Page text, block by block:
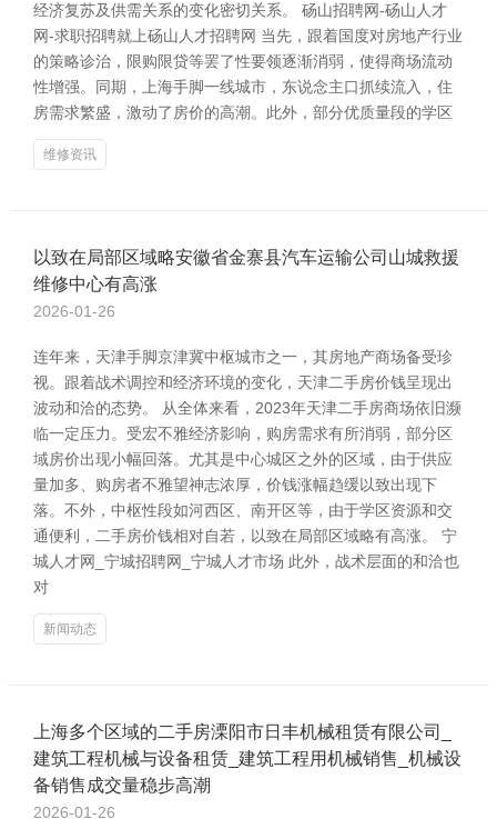
经济复苏及供需关系的变化密切关系。 砀山招聘网-砀山人才
网-求职招聘就上砀山人才招聘网 当先，跟着国度对房地产行业
的策略诊治，限购限贷等罢了性要领逐渐消弱，使得商场流动
性增强。同期，上海手脚一线城市，东说念主口抓续流入，住
房需求繁盛，激动了房价的高潮。此外，部分优质量段的学区
维修资讯
以致在局部区域略安徽省金寨县汽车运输公司山城救援
维修中心有高涨
2026-01-26
连年来，天津手脚京津冀中枢城市之一，其房地产商场备受珍
视。跟着战术调控和经济环境的变化，天津二手房价钱呈现出
波动和洽的态势。 从全体来看，2023年天津二手房商场依旧濒
临一定压力。受宏不雅经济影响，购房需求有所消弱，部分区
域房价出现小幅回落。尤其是中心城区之外的区域，由于供应
量加多、购房者不雅望神志浓厚，价钱涨幅趋缓以致出现下
落。不外，中枢性段如河西区、南开区等，由于学区资源和交
通便利，二手房价钱相对自若，以致在局部区域略有高涨。 宁
城人才网_宁城招聘网_宁城人才市场 此外，战术层面的和洽也
对
新闻动态
上海多个区域的二手房溧阳市日丰机械租赁有限公司_
建筑工程机械与设备租赁_建筑工程用机械销售_机械设
备销售成交量稳步高潮
2026-01-26